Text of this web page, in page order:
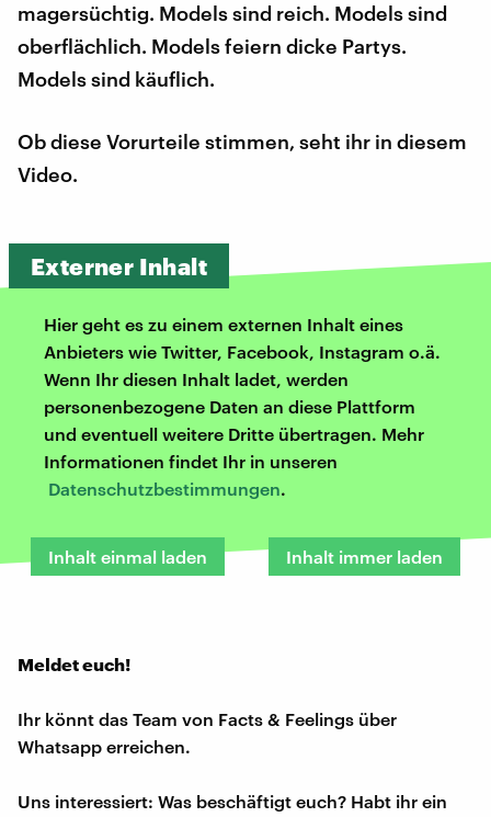
magersüchtig. Models sind reich. Models sind
oberflächlich. Models feiern dicke Partys.
Models sind käuflich.
Ob diese Vorurteile stimmen, seht ihr in diesem
Video.
Externer Inhalt
Hier geht es zu einem externen Inhalt eines
Anbieters wie Twitter, Facebook, Instagram o.ä.
Wenn Ihr diesen Inhalt ladet, werden
personenbezogene Daten an diese Plattform
und eventuell weitere Dritte übertragen. Mehr
Informationen findet Ihr in unseren
Datenschutzbestimmungen.
Inhalt einmal laden Inhalt immer laden
Meldet euch!
Ihr könnt das Team von Facts & Feelings über
Whatsapp erreichen.
Uns interessiert: Was beschäftigt euch? Habt ihr ein